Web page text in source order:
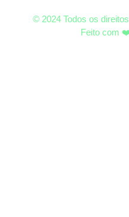
© 2024 Todos os
Feito com